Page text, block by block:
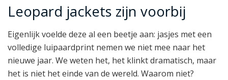
Leopard jackets zijn voorbij
Eigenlijk voelde deze al een beetje aan: jasjes met een
volledige luipaardprint nemen we niet mee naar het
nieuwe jaar. We weten het, het klinkt dramatisch, maar
het is niet het einde van de wereld. Waarom niet?